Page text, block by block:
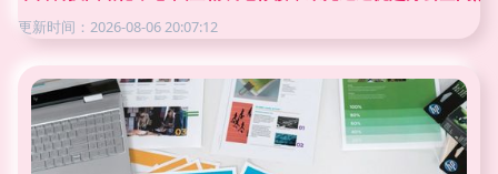
更新时间：2026-08-06 20:07:12